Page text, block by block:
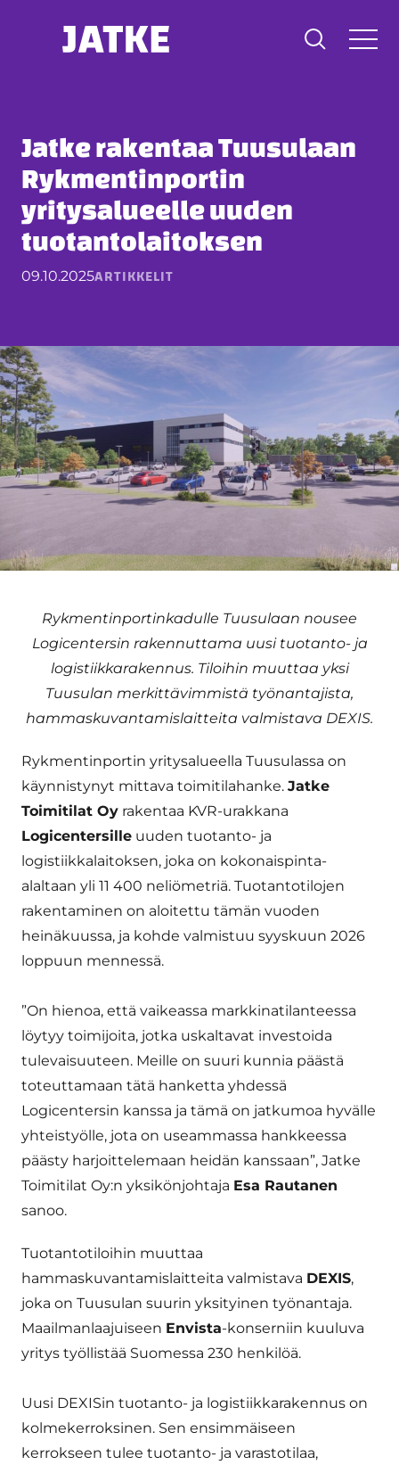
Jatke rakentaa Tuusulaan
Rykmentinportin
yritysalueelle uuden
tuotantolaitoksen
09.10.2025ARTIKKELIT
Rykmentinportinkadulle Tuusulaan nousee
Logicentersin rakennuttama uusi tuotanto- ja
logistiikkarakennus. Tiloihin muuttaa yksi
Tuusulan merkittävimmistä työnantajista,
hammaskuvantamislaitteita valmistava DEXIS.
Rykmentinportin yritysalueella Tuusulassa on
käynnistynyt mittava toimitilahanke. Jatke
Toimitilat Oy rakentaa KVR-urakkana
Logicentersille uuden tuotanto- ja
logistiikkalaitoksen, joka on kokonaispinta-
alaltaan yli 11 400 neliömetriä. Tuotantotilojen
rakentaminen on aloitettu tämän vuoden
heinäkuussa, ja kohde valmistuu syyskuun 2026
loppuun mennessä.
”On hienoa, että vaikeassa markkinatilanteessa
löytyy toimijoita, jotka uskaltavat investoida
tulevaisuuteen. Meille on suuri kunnia päästä
toteuttamaan tätä hanketta yhdessä
Logicentersin kanssa ja tämä on jatkumoa hyvälle
yhteistyölle, jota on useammassa hankkeessa
päästy harjoittelemaan heidän kanssaan”, Jatke
Toimitilat Oy:n yksikönjohtaja Esa Rautanen
sanoo.
Tuotantotiloihin muuttaa
hammaskuvantamislaitteita valmistava DEXIS,
joka on Tuusulan suurin yksityinen työnantaja.
Maailmanlaajuiseen Envista-konserniin kuuluva
yritys työllistää Suomessa 230 henkilöä.
Uusi DEXISin tuotanto- ja logistiikkarakennus on
kolmekerroksinen. Sen ensimmäiseen
kerrokseen tulee tuotanto- ja varastotilaa,